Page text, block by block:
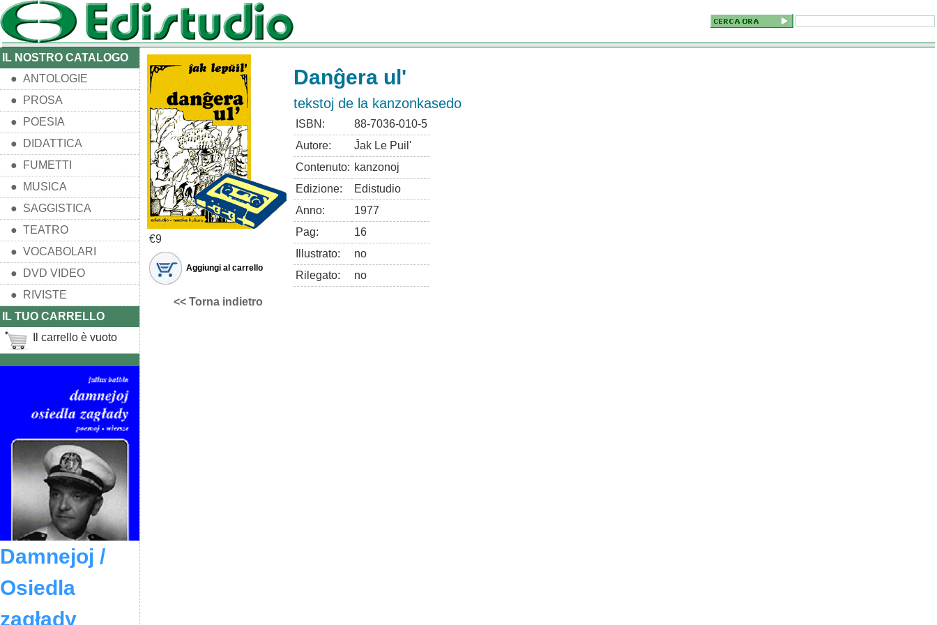
IL NOSTRO CATALOGO
● ANTOLOGIE
● PROSA
● POESIA
● DIDATTICA
● FUMETTI
● MUSICA
● SAGGISTICA
● TEATRO
● VOCABOLARI
● DVD VIDEO
● RIVISTE
IL TUO CARRELLO
Il carrello è vuoto
Damnejoj /
Osiedla
zagłady
€9
Aggiungi al carrello
<< Torna indietro
Danĝera ul'
tekstoj de la kanzonkasedo
ISBN:
88-7036-010-5
Autore:
Ĵak Le Puil'
Contenuto: kanzonoj
Edizione:
Edistudio
Anno:
1977
Pag:
16
Illustrato:
no
Rilegato:
no